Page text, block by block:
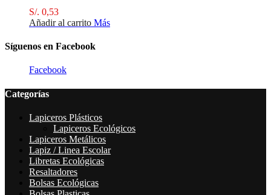
S/. 0,53
Añadir al carrito Más
Síguenos en Facebook
Facebook
Categorías
Lapiceros Plásticos
Lapiceros Ecológicos
Lapiceros Metálicos
Lapiz / Linea Escolar
Libretas Ecológicas
Resaltadores
Bolsas Ecológicas